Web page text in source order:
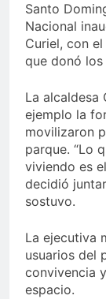
Santo
Nacional
Curiel, con
que donó
La alcaldesa
ejemplo la
movilizaron
parque. “Lo
viviendo es
decidió
sostuvo.
La ejecutiva
usuarios del
convivencia
espacio.